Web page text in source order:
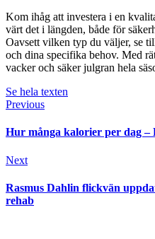
Kom ihåg att investera i en
värt det i längden, både för
Oavsett vilken typ du väljer, se
och dina specifika behov. Med
vacker och säker julgran hela
Se hela texten
Previous
Hur många kalorier per dag
Next
Rasmus Dahlin flickvän
rehab